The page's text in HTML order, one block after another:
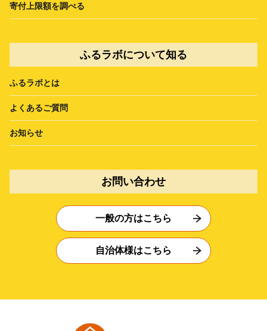
寄付上限額を調べる
ふるラボについて知る
ふるラボとは
よくあるご質問
お知らせ
お問い合わせ
一般の方はこちら
自治体様はこちら